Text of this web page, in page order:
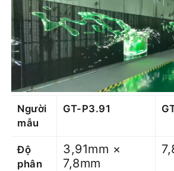
Người
mẫu
GT-P3.91
Độ
phân
3,91mm ×
7,8mm